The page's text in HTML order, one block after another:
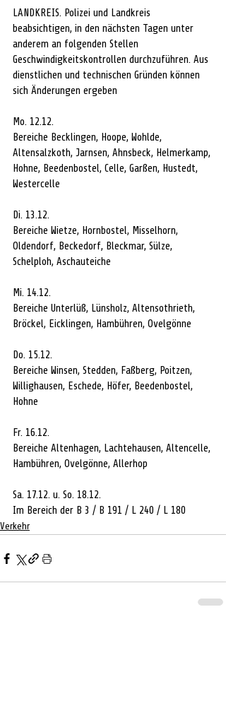
LANDKREIS. Polizei und Landkreis
beabsichtigen, in den nächsten Tagen unter
anderem an folgenden Stellen
Geschwindigkeitskontrollen durchzuführen. Aus
dienstlichen und technischen Gründen können
sich Änderungen ergeben
Mo. 12.12.
Bereiche Becklingen, Hoope, Wohlde,
Altensalzkoth, Jarnsen, Ahnsbeck, Helmerkamp,
Hohne, Beedenbostel, Celle, Garßen, Hustedt,
Westercelle
Di. 13.12.
Bereiche Wietze, Hornbostel, Misselhorn,
Oldendorf, Beckedorf, Bleckmar, Sülze,
Schelploh, Aschauteiche
Mi. 14.12.
Bereiche Unterlüß, Lünsholz, Altensothrieth,
Bröckel, Eicklingen, Hambühren, Ovelgönne
Do. 15.12.
Bereiche Winsen, Stedden, Faßberg, Poitzen,
Willighausen, Eschede, Höfer, Beedenbostel,
Hohne
Fr. 16.12.
Bereiche Altenhagen, Lachtehausen, Altencelle,
Hambühren, Ovelgönne, Allerhop
Sa. 17.12. u. So. 18.12.
Im Bereich der B 3 / B 191 / L 240 / L 180
Verkehr